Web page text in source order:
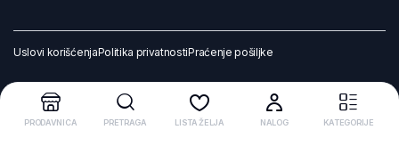
Uslovi korišćenjaPolitika privatnostiPraćenje pošiljke
PRODAVNICA PRETRAGA LISTA ŽELJA NALOG KATEGORIJE